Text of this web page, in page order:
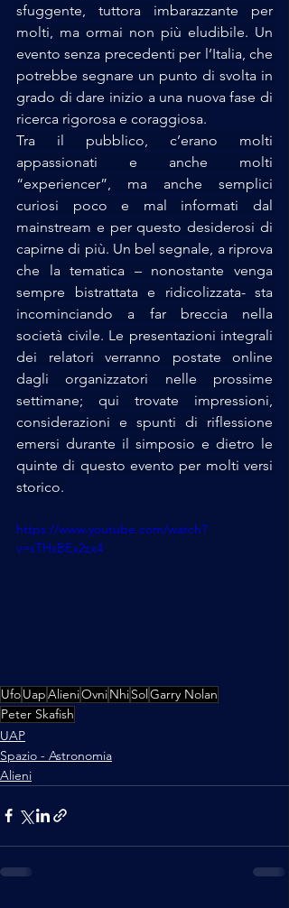
sfuggente, tuttora imbarazzante per
molti, ma ormai non più eludibile. Un
evento senza precedenti per l’Italia, che
potrebbe segnare un punto di svolta in
grado di dare inizio a una nuova fase di
ricerca rigorosa e coraggiosa.
Tra il pubblico, c’erano molti
appassionati e anche molti
“experiencer”, ma anche semplici
curiosi poco e mal informati dal
mainstream e per questo desiderosi di
capirne di più. Un bel segnale, a riprova
che la tematica – nonostante venga
sempre bistrattata e ridicolizzata- sta
incominciando a far breccia nella
società civile. Le presentazioni integrali
dei relatori verranno postate online
dagli organizzatori nelle prossime
settimane; qui trovate impressioni,
considerazioni e spunti di riflessione
emersi durante il simposio e dietro le
quinte di questo evento per molti versi
storico.
https://www.youtube.com/watch?
v=sTHsBEx2zx4
UfoUapAlieniOvniNhiSolGarry Nolan
Peter Skafish
UAP
Spazio - Astronomia
Alieni